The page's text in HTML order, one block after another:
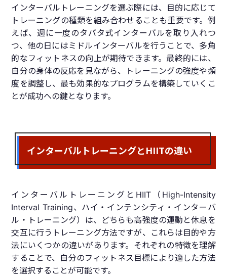
インターバルトレーニングを選ぶ際には、目的に応じて
トレーニングの種類を組み合わせることも重要です。例
えば、週に一度のタバタ式インターバルを取り入れつ
つ、他の日にはミドルインターバルを行うことで、多角
的なフィットネスの向上が期待できます。最終的には、
自分の身体の反応を見ながら、トレーニングの強度や頻
度を調整し、最も効果的なプログラムを構築していくこ
とが成功への鍵となります。
インターバルトレーニングとHIITの違い
インターバルトレーニングとHIIT（High-Intensity
Interval Training、ハイ・インテンシティ・インターバ
ル・トレーニング）は、どちらも高強度の運動と休息を
交互に行うトレーニング方法ですが、これらは目的や方
法にいくつかの違いがあります。それぞれの特徴を理解
することで、自分のフィットネス目標により適した方法
を選択することが可能です。